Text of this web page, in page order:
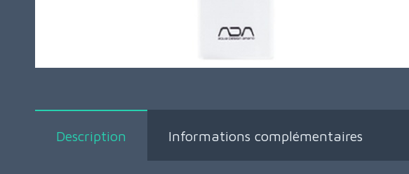
Description Informations complémentaires